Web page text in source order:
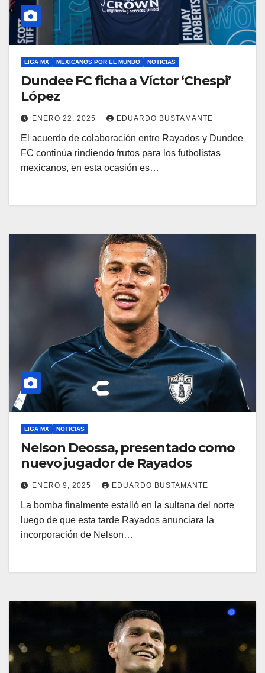
LIGA MX MEXICANOS POR EL MUNDO NOTICIAS
Dundee FC ficha a Víctor ‘Chespi’
López
ENERO 22, 2025 EDUARDO BUSTAMANTE
El acuerdo de colaboración entre Rayados y Dundee
FC continúa rindiendo frutos para los futbolistas
mexicanos, en esta ocasión es…
LIGA MX NOTICIAS
Nelson Deossa, presentado como
nuevo jugador de Rayados
ENERO 9, 2025 EDUARDO BUSTAMANTE
La bomba finalmente estalló en la sultana del norte
luego de que esta tarde Rayados anunciara la
incorporación de Nelson…